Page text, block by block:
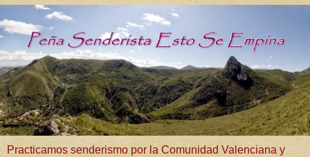
Practicamos senderismo por la Comunidad Valenciana y